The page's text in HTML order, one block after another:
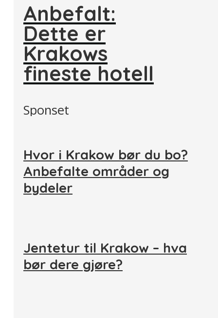
Anbefalt:
Dette er
Krakows
fineste hotell
Sponset
Hvor i Krakow bør du bo?
Anbefalte områder og
bydeler
Jentetur til Krakow – hva
bør dere gjøre?